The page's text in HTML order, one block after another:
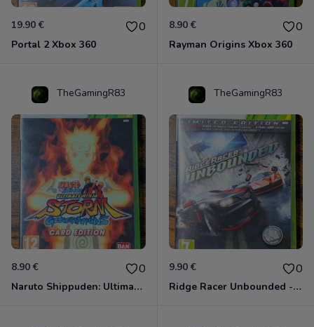
19.90 € 0
Portal 2 Xbox 360
8.90 € 0
Rayman Origins Xbox 360
TheGamingR83
8.90 € 0
Naruto Shippuden: Ultimate Ninja Storm Generations - Card Edition Xbox 360
TheGamingR83
9.90 € 0
Ridge Racer Unbounded - Édition Limitée Xbox 360